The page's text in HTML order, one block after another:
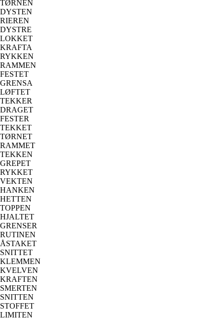
TØRNEN
DYSTEN
RIEREN
DYSTRE
LOKKET
KRAFTA
RYKKEN
RAMMEN
FESTET
GRENSA
LØFTET
TEKKER
DRAGET
FESTER
TEKKET
TØRNET
RAMMET
TEKKEN
GREPET
RYKKET
VEKTEN
HANKEN
HETTEN
TOPPEN
HJALTET
GRENSER
RUTINEN
ÅSTAKET
SNITTET
KLEMMEN
KVELVEN
KRAFTEN
SMERTEN
SNITTEN
STOFFET
LIMITEN